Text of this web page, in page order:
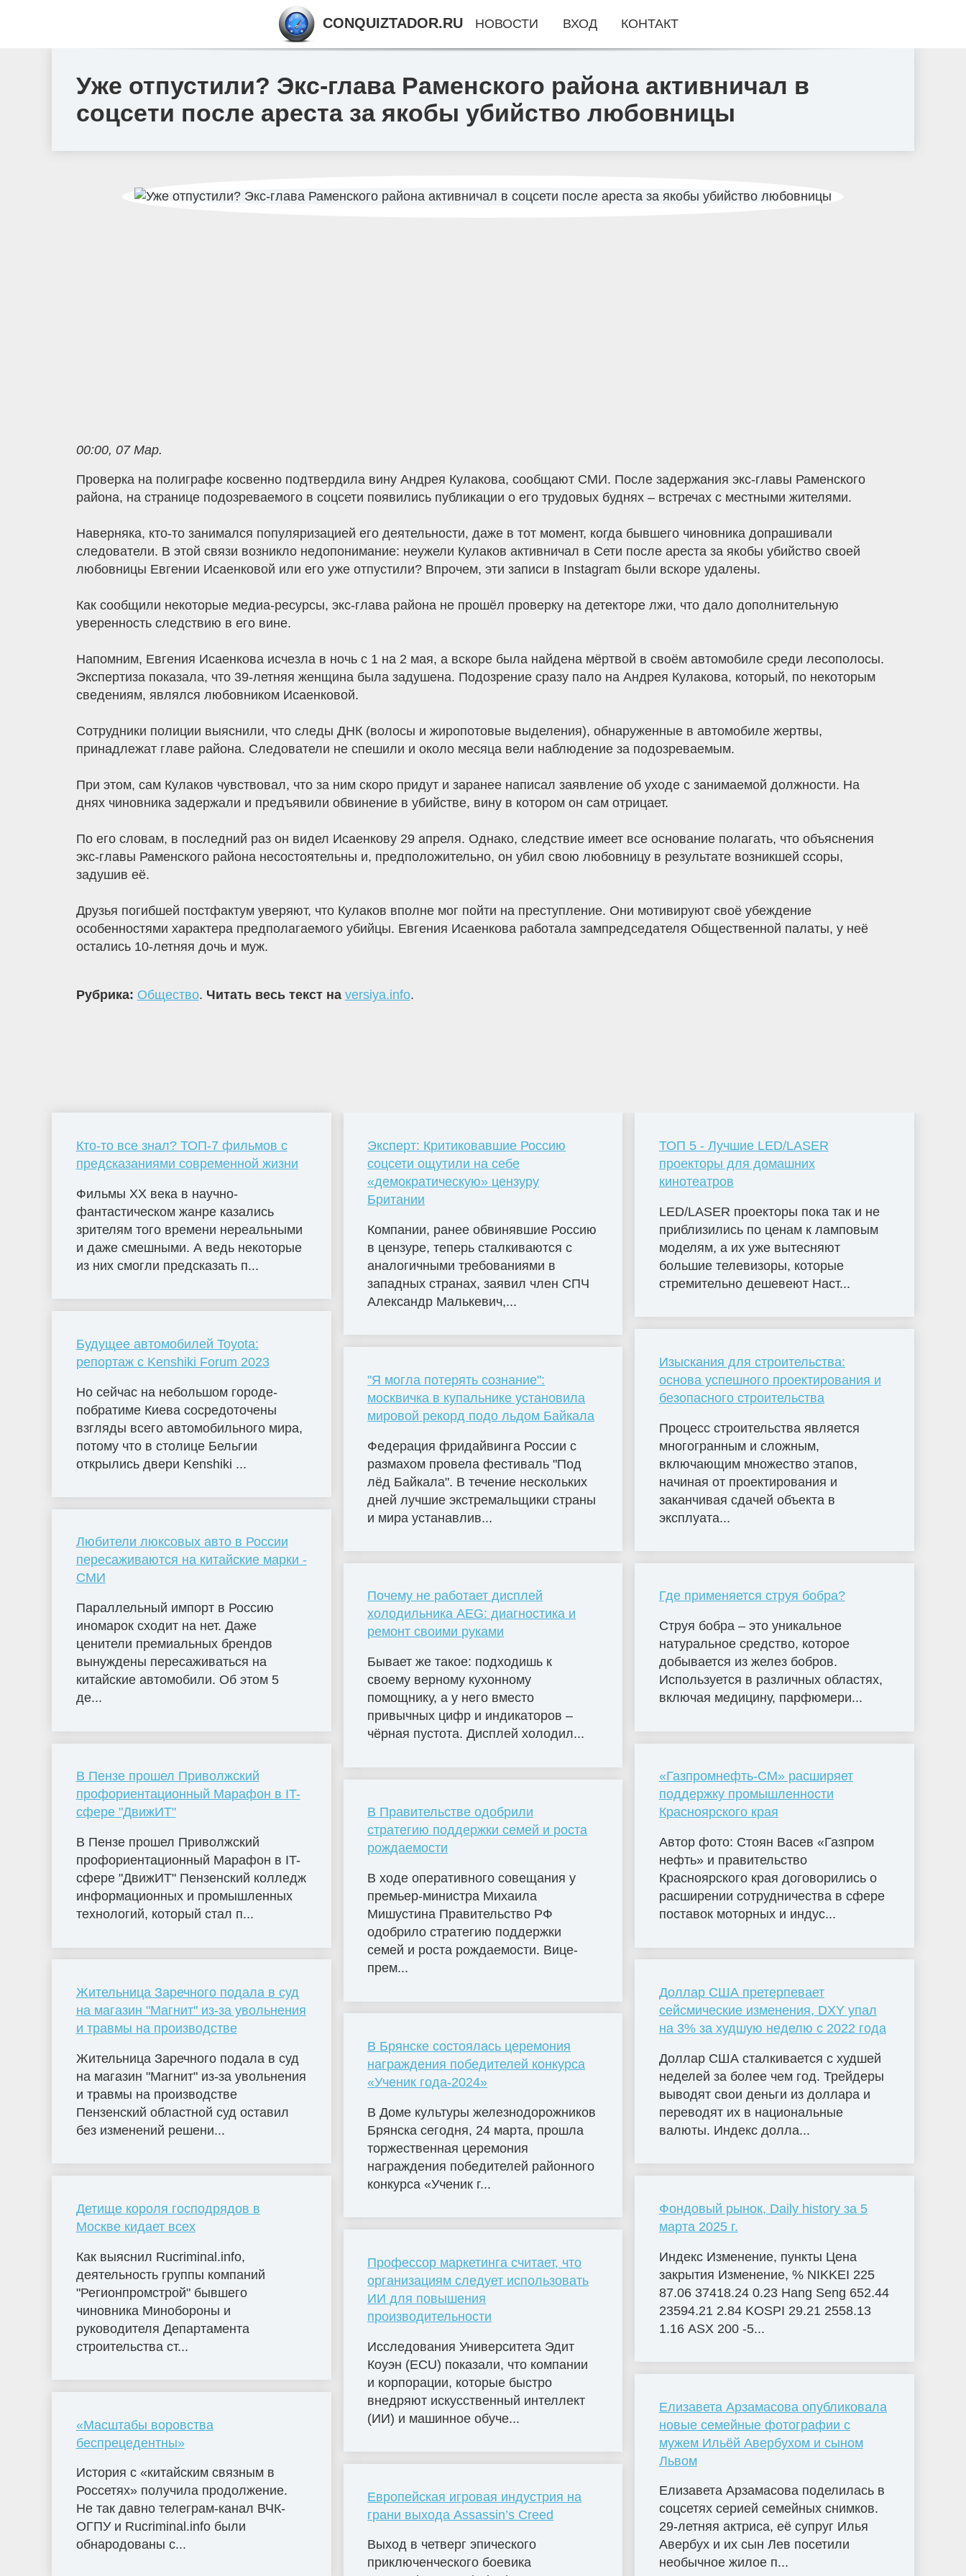
Уже отпустили? Экс-глава Раменского района активничал в
соцсети после ареста за якобы убийство любовницы
00:00, 07 Мар.
Проверка на полиграфе косвенно подтвердила вину Андрея Кулакова, сообщают СМИ. После задержания экс-главы Раменского
района, на странице подозреваемого в соцсети появились публикации о его трудовых буднях – встречах с местными жителями.
Наверняка, кто-то занимался популяризацией его деятельности, даже в тот момент, когда бывшего чиновника допрашивали
следователи. В этой связи возникло недопонимание: неужели Кулаков активничал в Сети после ареста за якобы убийство своей
любовницы Евгении Исаенковой или его уже отпустили? Впрочем, эти записи в Instagram были вскоре удалены.
Как сообщили некоторые медиа-ресурсы, экс-глава района не прошёл проверку на детекторе лжи, что дало дополнительную
уверенность следствию в его вине.
Напомним, Евгения Исаенкова исчезла в ночь с 1 на 2 мая, а вскоре была найдена мёртвой в своём автомобиле среди лесополосы.
Экспертиза показала, что 39-летняя женщина была задушена. Подозрение сразу пало на Андрея Кулакова, который, по некоторым
сведениям, являлся любовником Исаенковой.
Сотрудники полиции выяснили, что следы ДНК (волосы и жиропотовые выделения), обнаруженные в автомобиле жертвы,
принадлежат главе района. Следователи не спешили и около месяца вели наблюдение за подозреваемым.
При этом, сам Кулаков чувствовал, что за ним скоро придут и заранее написал заявление об уходе с занимаемой должности. На
днях чиновника задержали и предъявили обвинение в убийстве, вину в котором он сам отрицает.
По его словам, в последний раз он видел Исаенкову 29 апреля. Однако, следствие имеет все основание полагать, что объяснения
экс-главы Раменского района несостоятельны и, предположительно, он убил свою любовницу в результате возникшей ссоры,
задушив её.
Друзья погибшей постфактум уверяют, что Кулаков вполне мог пойти на преступление. Они мотивируют своё убеждение
особенностями характера предполагаемого убийцы. Евгения Исаенкова работала зампредседателя Общественной палаты, у неё
остались 10-летняя дочь и муж.
Рубрика: Общество. Читать весь текст на versiya.info.
Кто-то все знал? ТОП-7 фильмов с
предсказаниями современной жизни
Фильмы ХХ века в научно-
фантастическом жанре казались
зрителям того времени нереальными
и даже смешными. А ведь некоторые
из них смогли предсказать п...
Будущее автомобилей Toyota:
репортаж с Kenshiki Forum 2023
Но сейчас на небольшом городе-
побратиме Киева сосредоточены
взгляды всего автомобильного мира,
потому что в столице Бельгии
открылись двери Kenshiki ...
Любители люксовых авто в России
пересаживаются на китайские марки -
СМИ
Параллельный импорт в Россию
иномарок сходит на нет. Даже
ценители премиальных брендов
вынуждены пересаживаться на
китайские автомобили. Об этом 5
де...
В Пензе прошел Приволжский
профориентационный Марафон в IT-
сфере "ДвижИТ"
В Пензе прошел Приволжский
профориентационный Марафон в IT-
сфере "ДвижИТ" Пензенский колледж
информационных и промышленных
технологий, который стал п...
Жительница Заречного подала в суд
на магазин "Магнит" из-за увольнения
и травмы на производстве
Жительница Заречного подала в суд
на магазин "Магнит" из-за увольнения
и травмы на производстве
Пензенский областной суд оставил
без изменений решени...
Детище короля господрядов в
Москве кидает всех
Как выяснил Rucriminal.info,
деятельность группы компаний
"Регионпромстрой" бывшего
чиновника Минобороны и
руководителя Департамента
строительства ст...
«Масштабы воровства
беспрецедентны»
История с «китайским связным в
Россетях» получила продолжение.
Не так давно телеграм-канал ВЧК-
ОГПУ и Rucriminal.info были
обнародованы с...
Эксперт: Критиковавшие Россию
соцсети ощутили на себе
«демократическую» цензуру
Британии
Компании, ранее обвинявшие Россию
в цензуре, теперь сталкиваются с
аналогичными требованиями в
западных странах, заявил член СПЧ
Александр Малькевич,...
"Я могла потерять сознание":
москвичка в купальнике установила
мировой рекорд подо льдом Байкала
Федерация фридайвинга России с
размахом провела фестиваль "Под
лёд Байкала". В течение нескольких
дней лучшие экстремальщики страны
и мира устанавлив...
Почему не работает дисплей
холодильника AEG: диагностика и
ремонт своими руками
Бывает же такое: подходишь к
своему верному кухонному
помощнику, а у него вместо
привычных цифр и индикаторов –
чёрная пустота. Дисплей холодил...
В Правительстве одобрили
стратегию поддержки семей и роста
рождаемости
В ходе оперативного совещания у
премьер-министра Михаила
Мишустина Правительство РФ
одобрило стратегию поддержки
семей и роста рождаемости. Вице-
прем...
В Брянске состоялась церемония
награждения победителей конкурса
«Ученик года-2024»
В Доме культуры железнодорожников
Брянска сегодня, 24 марта, прошла
торжественная церемония
награждения победителей районного
конкурса «Ученик г...
Профессор маркетинга считает, что
организациям следует использовать
ИИ для повышения
производительности
Исследования Университета Эдит
Коуэн (ECU) показали, что компании
и корпорации, которые быстро
внедряют искусственный интеллект
(ИИ) и машинное обуче...
Европейская игровая индустрия на
грани выхода Assassin’s Creed
Выход в четверг эпического
приключенческого боевика
ТОП 5 - Лучшие LED/LASER
проекторы для домашних
кинотеатров
LED/LASER проекторы пока так и не
приблизились по ценам к ламповым
моделям, а их уже вытесняют
большие телевизоры, которые
стремительно дешевеют Наст...
Изыскания для строительства:
основа успешного проектирования и
безопасного строительства
Процесс строительства является
многогранным и сложным,
включающим множество этапов,
начиная от проектирования и
заканчивая сдачей объекта в
эксплуата...
Где применяется струя бобра?
Струя бобра – это уникальное
натуральное средство, которое
добывается из желез бобров.
Используется в различных областях,
включая медицину, парфюмери...
«Газпромнефть-СМ» расширяет
поддержку промышленности
Красноярского края
Автор фото: Стоян Васев «Газпром
нефть» и правительство
Красноярского края договорились о
расширении сотрудничества в сфере
поставок моторных и индус...
Доллар США претерпевает
сейсмические изменения, DXY упал
на 3% за худшую неделю с 2022 года
Доллар США сталкивается с худшей
неделей за более чем год. Трейдеры
выводят свои деньги из доллара и
переводят их в национальные
валюты. Индекс долла...
Фондовый рынок, Daily history за 5
марта 2025 г.
Индекс Изменение, пункты Цена
закрытия Изменение, % NIKKEI 225
87.06 37418.24 0.23 Hang Seng 652.44
23594.21 2.84 KOSPI 29.21 2558.13
1.16 ASX 200 -5...
Елизавета Арзамасова опубликовала
новые семейные фотографии с
мужем Ильёй Авербухом и сыном
Львом
Елизавета Арзамасова поделилась в
соцсетях серией семейных снимков.
29-летняя актриса, её супруг Илья
Авербух и их сын Лев посетили
необычное жилое п...
CONQUIZTADOR.RU НОВОСТИ ВХОД КОНТАКТ